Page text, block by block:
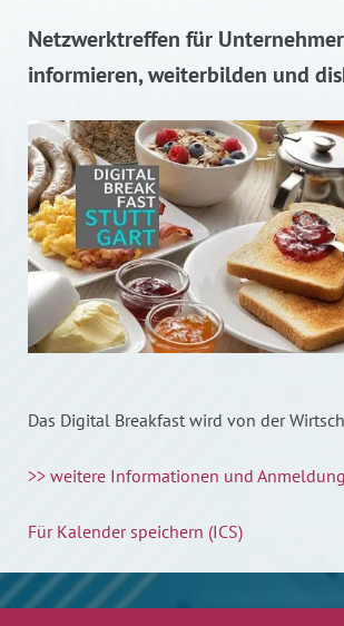
Netzwerktreffen für
informieren, weiterbilden und
Das Digital Breakfast wird von der
>> weitere Informationen und Anmeldung
Für Kalender speichern (ICS)